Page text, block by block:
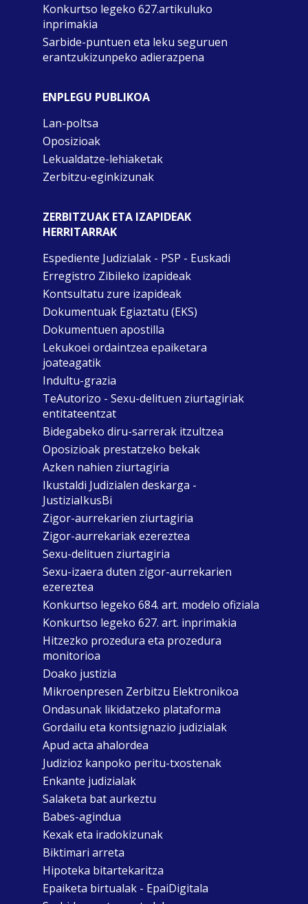
Konkurtso legeko 627.artikuluko
inprimakia
Sarbide-puntuen eta leku seguruen
erantzukizunpeko adierazpena
ENPLEGU PUBLIKOA
Lan-poltsa
Oposizioak
Lekualdatze-lehiaketak
Zerbitzu-eginkizunak
ZERBITZUAK ETA IZAPIDEAK
HERRITARRAK
Espediente Judizialak - PSP - Euskadi
Erregistro Zibileko izapideak
Kontsultatu zure izapideak
Dokumentuak Egiaztatu (EKS)
Dokumentuen apostilla
Lekukoei ordaintzea epaiketara
joateagatik
Indultu-grazia
TeAutorizo - Sexu-delituen ziurtagiriak
entitateentzat
Bidegabeko diru-sarrerak itzultzea
Oposizioak prestatzeko bekak
Azken nahien ziurtagiria
Ikustaldi Judizialen deskarga -
JustiziaIkusBi
Zigor-aurrekarien ziurtagiria
Zigor-aurrekariak ezereztea
Sexu-delituen ziurtagiria
Sexu-izaera duten zigor-aurrekarien
ezereztea
Konkurtso legeko 684. art. modelo ofiziala
Konkurtso legeko 627. art. inprimakia
Hitzezko prozedura eta prozedura
monitorioa
Doako justizia
Mikroenpresen Zerbitzu Elektronikoa
Ondasunak likidatzeko plataforma
Gordailu eta kontsignazio judizialak
Apud acta ahalordea
Judizioz kanpoko peritu-txostenak
Enkante judizialak
Salaketa bat aurkeztu
Babes-agindua
Kexak eta iradokizunak
Biktimari arreta
Hipoteka bitartekaritza
Epaiketa birtualak - EpaiDigitala